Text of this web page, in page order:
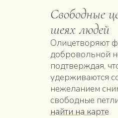
Свободные
шеях людей
Олицетворяют
добровольной
подтверждая,
удерживаются
нежеланием
свободные
найти на карте